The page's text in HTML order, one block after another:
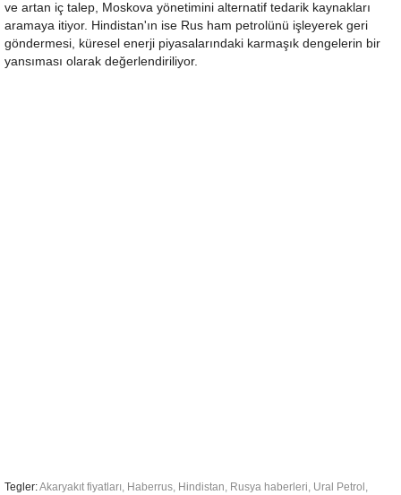
ve artan iç talep, Moskova yönetimini alternatif tedarik kaynakları
aramaya itiyor. Hindistan'ın ise Rus ham petrolünü işleyerek geri
göndermesi, küresel enerji piyasalarındaki karmaşık dengelerin bir
yansıması olarak değerlendiriliyor.
Tegler:Akaryakıt fiyatları, Haberrus, Hindistan, Rusya haberleri, Ural Petrol ,